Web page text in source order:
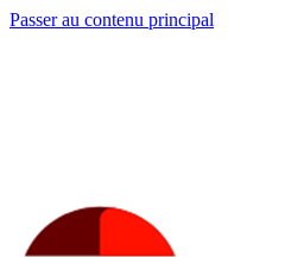
Passer au contenu principal